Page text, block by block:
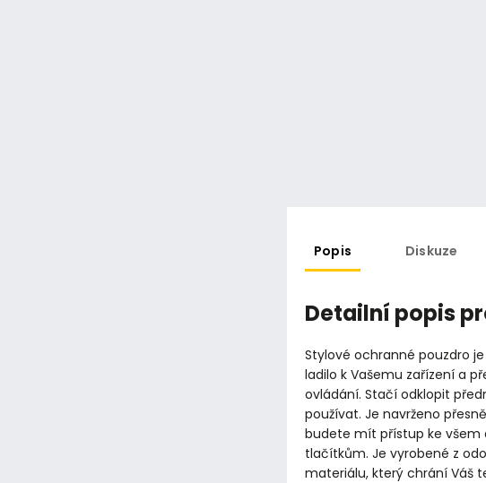
Popis Diskuze
Detailní popis
Stylové ochranné pouzdro
ladilo k Vašemu zařízení a
ovládání. Stačí odklopit
používat. Je navrženo
budete mít přístup ke všem
tlačítkům. Je vyrobené z
materiálu, který chrání Váš